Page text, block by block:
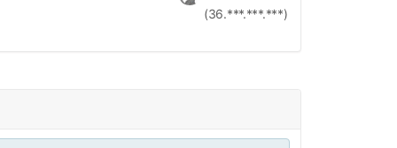
(36.***.***.***)